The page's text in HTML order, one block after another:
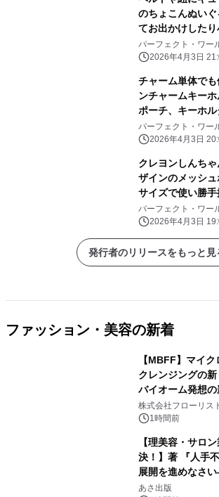
のちょこんぬい
てお出かけした
自由に楽しめる！
パーフェクト・ワー
2026年4月3日
チャーム単体で
ンチャームキー
ポーチ、キーホ
けのアレンジしよ
パーフェクト・ワー
2026年4月3日
クレヨンしんち
ザインのメッシ
サイズで使い勝
行にぜひ！
パーフェクト・ワー
2026年4月3日
発行者のリリースをもっと見
ファッション・美容の新着
【MBFF】マイ
クレンジングの
バイオーム発想
クレンジング
発売
株式会社フローリス
1時間前
【理美容・サロ
決！】著 『人手
展開を進めなさ
「多店舗展開」の
あさ出版